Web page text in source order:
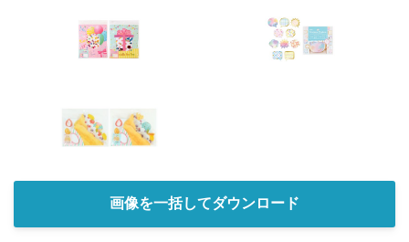
画像を一括してダウンロード